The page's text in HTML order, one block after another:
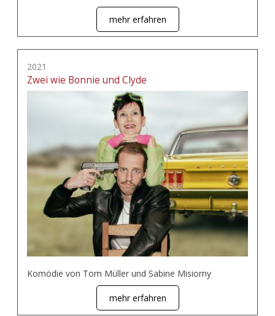
mehr erfahren
2021
Zwei wie Bonnie und Clyde
Komödie von Tom Müller und Sabine Misiorny
mehr erfahren